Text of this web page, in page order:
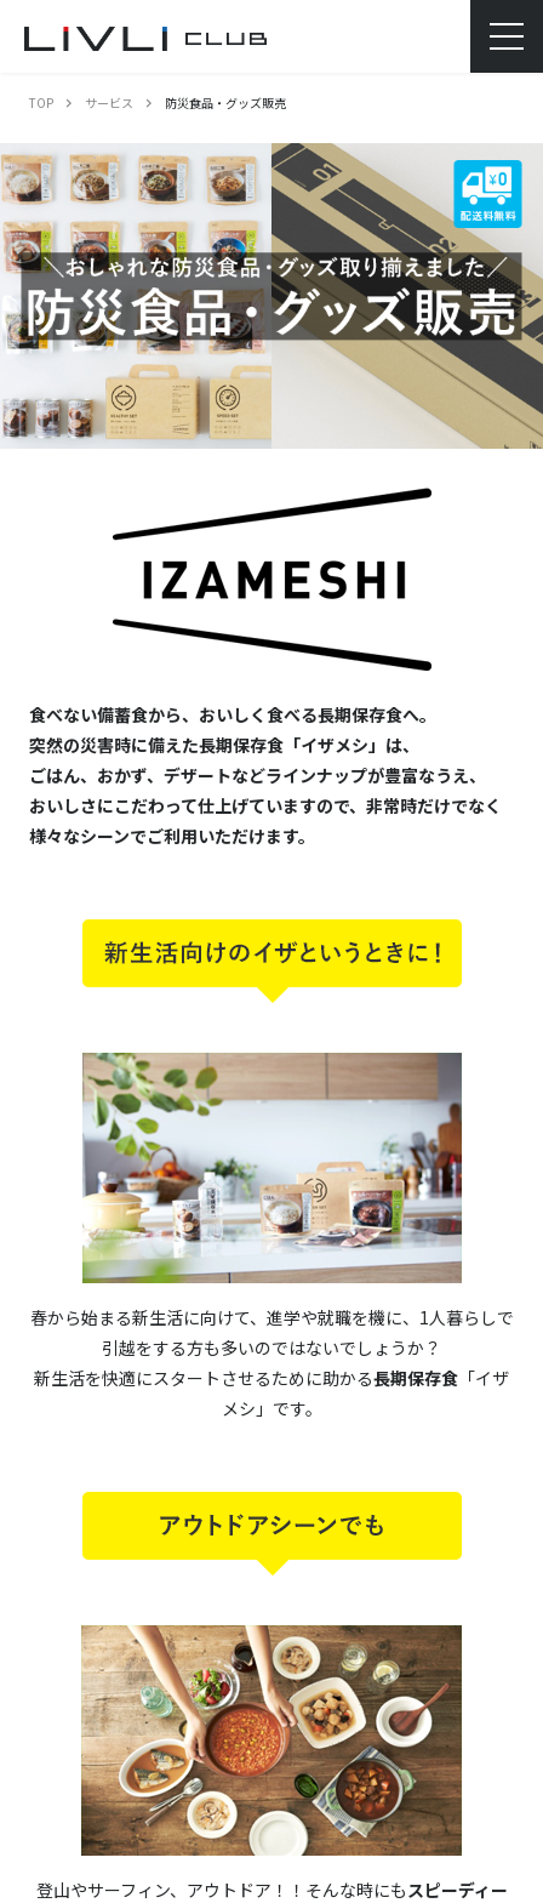
TOP サービス 防災食品・グッズ販売
食べない備蓄食から、おいしく食べる長期保存食へ。
突然の災害時に備えた長期保存食「イザメシ」は、
ごはん、おかず、デザートなどラインナップが豊富なうえ、
おいしさにこだわって仕上げていますので、非常時だけでなく
様々なシーンでご利用いただけます。
春から始まる新生活に向けて、進学や就職を機に、1人暮らしで
引越をする方も多いのではないでしょうか？
新生活を快適にスタートさせるために助かる長期保存食 「イザ
メシ」です。
登山やサーフィン、アウトドア！！そんな時にもスピーディー